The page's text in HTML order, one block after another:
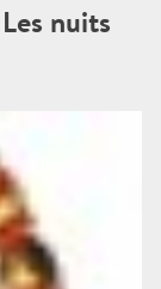
nuits